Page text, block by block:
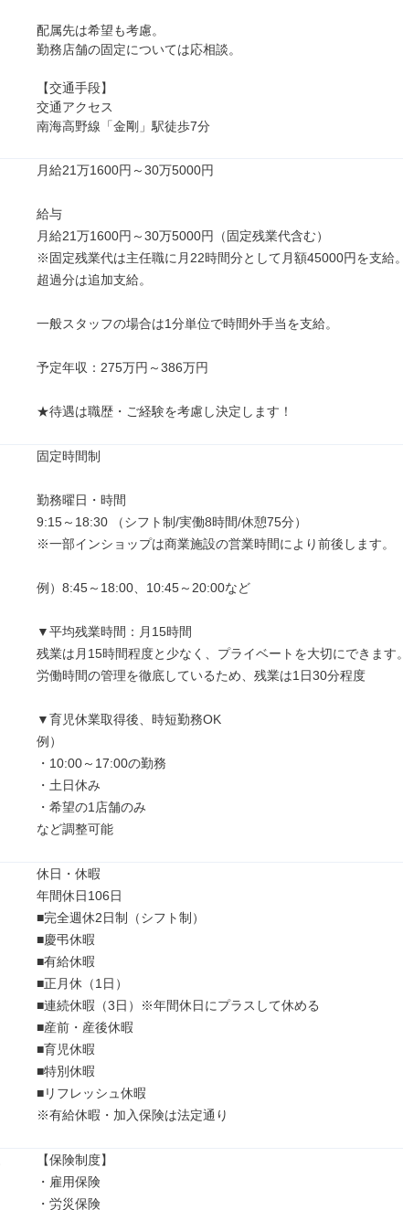
配属先は希望も考慮。
勤務店舗の固定については応相談。
【交通手段】
交通アクセス
南海高野線「金剛」駅徒歩7分
月給21万1600円～30万5000円
給与
月給21万1600円～30万5000円（固定残業代含む）
※固定残業代は主任職に月22時間分として月額45000円を支給。
超過分は追加支給。
一般スタッフの場合は1分単位で時間外手当を支給。
予定年収：275万円～386万円
★待遇は職歴・ご経験を考慮し決定します！
固定時間制
勤務曜日・時間
9:15～18:30 （シフト制/実働8時間/休憩75分）
※一部インショップは商業施設の営業時間により前後します。
例）8:45～18:00、10:45～20:00など
▼平均残業時間：月15時間
残業は月15時間程度と少なく、プライベートを大切にできます。
労働時間の管理を徹底しているため、残業は1日30分程度
▼育児休業取得後、時短勤務OK
例）
・10:00～17:00の勤務
・土日休み
・希望の1店舗のみ
など調整可能
休日・休暇
年間休日106日
■完全週休2日制（シフト制）
■慶弔休暇
■有給休暇
■正月休（1日）
■連続休暇（3日）※年間休日にプラスして休める
■産前・産後休暇
■育児休暇
■特別休暇
■リフレッシュ休暇
※有給休暇・加入保険は法定通り
【保険制度】
・雇用保険
・労災保険